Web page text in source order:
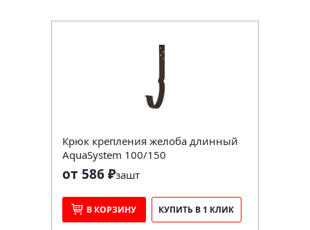
Крюк крепления желоба длинный
AquaSystem 100/150
от 586 ₽зашт
В КОРЗИНУ КУПИТЬ В 1 КЛИК